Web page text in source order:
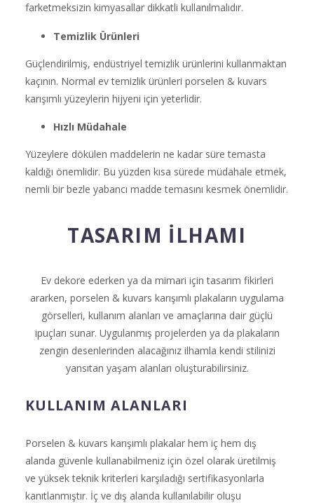
farketmeksizin kimyasallar dikkatli kullanılmalıdır.
Temizlik Ürünleri
Güçlendirilmiş, endüstriyel temizlik ürünlerini kullanmaktan
kaçının. Normal ev temizlik ürünleri porselen & kuvars
karışımlı yüzeylerin hijyeni için yeterlidir.
Hızlı Müdahale
Yüzeylere dökülen maddelerin ne kadar süre temasta
kaldığı önemlidir. Bu yüzden kısa sürede müdahale etmek,
nemli bir bezle yabancı madde temasını kesmek önemlidir.
TASARIM İLHAMI
Ev dekore ederken ya da mimari için tasarım fikirleri
ararken, porselen & kuvars karışımlı plakaların uygulama
görselleri, kullanım alanları ve amaçlarına dair güçlü
ipuçları sunar. Uygulanmış projelerden ya da plakaların
zengin desenlerinden alacağınız ilhamla kendi stilinizi
yansıtan yaşam alanları oluşturabilirsiniz.
KULLANIM ALANLARI
Porselen & kuvars karışımlı plakalar hem iç hem dış
alanda güvenle kullanabilmeniz için özel olarak üretilmiş
ve yüksek teknik kriterleri karşıladığı sertifikasyonlarla
kanıtlanmıştır. İç ve dış alanda kullanılabilir oluşu